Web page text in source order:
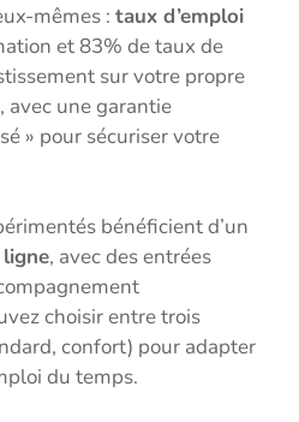
mêmes : taux d’emploi
et 83% de taux de
sur votre propre
une garantie
» pour sécuriser votre
bénéficient d’un
, avec des entrées
choisir entre trois
confort) pour adapter
du temps.